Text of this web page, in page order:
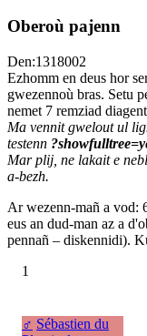
Oberoù pajenn
Den:1318002
Ezhomm en deus hor
gwezennoù bras. Setu
nemet 7 remziad
Ma vennit gwelout ul
testenn
Mar plij, ne lakait e
a-bezh.
Ar wezenn-mañ a vod:
eus an dud-man az a
pennañ – diskennidi).
1
♂ Sébastien du